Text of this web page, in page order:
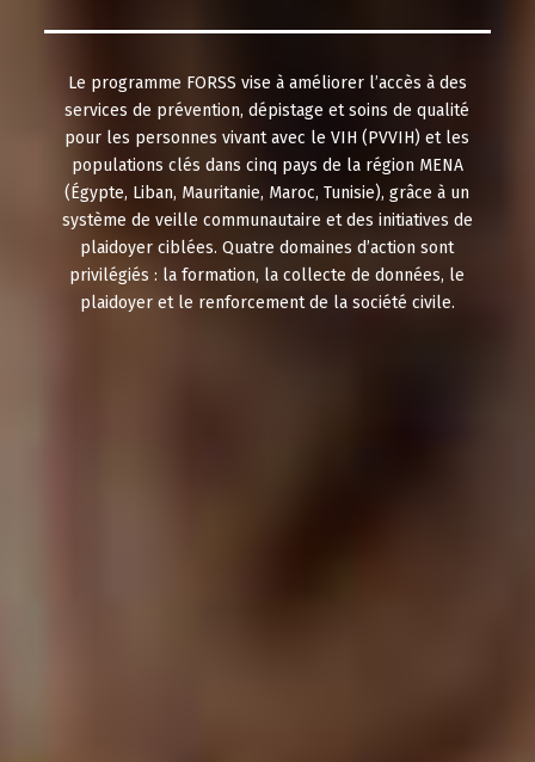
Le programme FORSS vise à améliorer l’accès à des
services de prévention, dépistage et soins de qualité
pour les personnes vivant avec le VIH (PVVIH) et les
populations clés dans cinq pays de la région MENA
(Égypte, Liban, Mauritanie, Maroc, Tunisie), grâce à un
système de veille communautaire et des initiatives de
plaidoyer ciblées. Quatre domaines d’action sont
privilégiés : la formation, la collecte de données, le
plaidoyer et le renforcement de la société civile.